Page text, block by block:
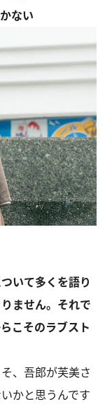
ない
いて多くを語り
ません。それで
こそのラブスト
、吾郎が芙美さ
かと思うんです